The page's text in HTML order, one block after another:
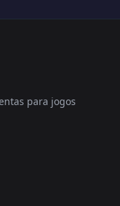
para jogos